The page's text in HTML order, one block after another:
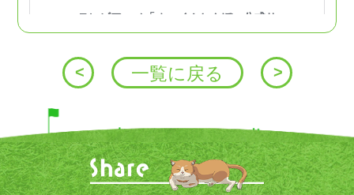
投
ナ
ビ
ゲ
< 一覧に戻る >